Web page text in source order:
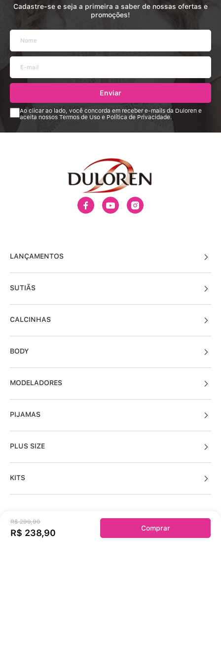
R$ 299,90
R$ 238,90 Comprar
Cadastre-se e seja a primeira a saber de nossas ofertas e
promoções!
Enviar
Ao clicar ao lado, você concorda em receber e-mails da Duloren e
aceita nossos Termos de Uso e Política de Privacidade.
LANÇAMENTOS
SUTIÃS
CALCINHAS
BODY
MODELADORES
PIJAMAS
PLUS SIZE
KITS
Sobre a duloren